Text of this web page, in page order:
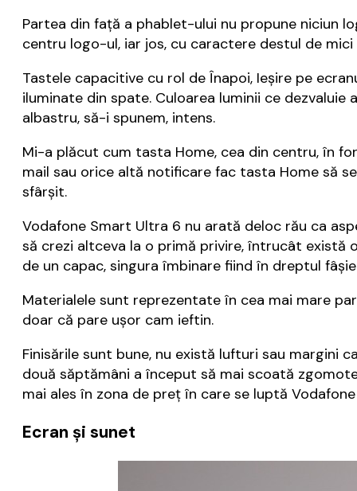
Partea din față a phablet-ului nu propune niciun
centru logo-ul, iar jos, cu caractere destul de
Tastele capacitive cu rol de Înapoi, Ieșire pe
iluminate din spate. Culoarea luminii ce
albastru, să-i spunem, intens.
Mi-a plăcut cum tasta Home, cea din centru, în
mail sau orice altă notificare fac tasta Home să
sfârșit.
Vodafone Smart Ultra 6 nu arată deloc rău ca
să crezi altceva la o primă privire, întrucât există
de un capac, singura îmbinare fiind în dreptul
Materialele sunt reprezentate în cea mai mare
doar că pare ușor cam ieftin.
Finisările sunt bune, nu există lufturi sau margini
două săptămâni a început să mai scoată
mai ales în zona de preț în care se luptă
Ecran și sunet